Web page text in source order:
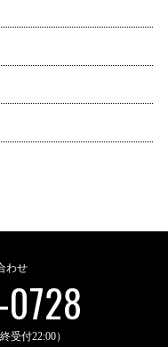
わせ
受付22:00）